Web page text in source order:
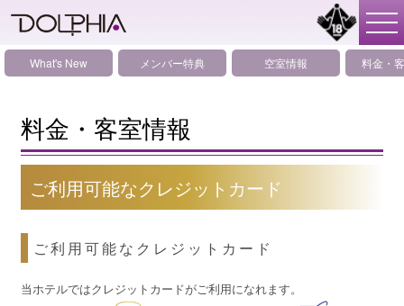
What's New メンバー特典 空室情報 料金・
料金・客室情報
ご利用可能なクレジットカード
ご利用可能なクレジットカード
当ホテルではクレジットカードがご利用になれます。